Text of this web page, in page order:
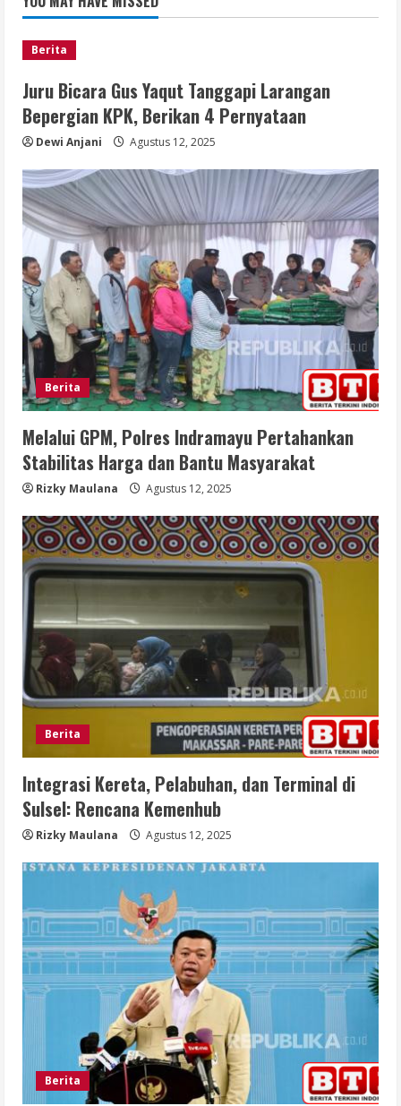
Berita
Juru Bicara Gus Yaqut Tanggapi Larangan
Bepergian KPK, Berikan 4 Pernyataan
Dewi Anjani Agustus 12, 2025
Berita
Melalui GPM, Polres Indramayu Pertahankan
Stabilitas Harga dan Bantu Masyarakat
Rizky Maulana Agustus 12, 2025
Berita
Integrasi Kereta, Pelabuhan, dan Terminal di
Sulsel: Rencana Kemenhub
Rizky Maulana Agustus 12, 2025
Berita